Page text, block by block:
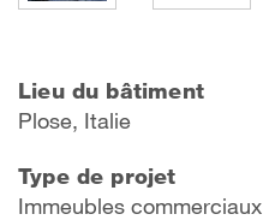
Lieu du bâtiment
Plose, Italie
Type de projet
Immeubles commerciaux